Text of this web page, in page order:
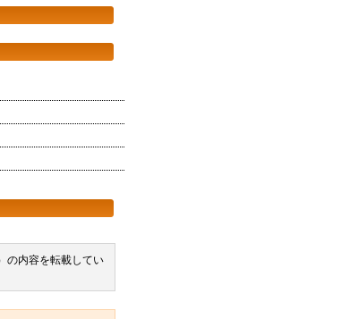
の内容を転載してい